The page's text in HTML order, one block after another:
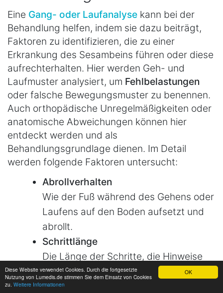
OK
Diese Website verwendet Cookies. Durch die fortgesetzte
Nutzung von Lumedis.de stimmen Sie dem Einsatz von Cookies
zu. Weitere Informationen
Eine Gang- oder Laufanalyse kann bei der
Behandlung helfen, indem sie dazu beiträgt,
Faktoren zu identifizieren, die zu einer
Erkrankung des Sesambeins führen oder diese
aufrechterhalten. Hier werden Geh- und
Laufmuster analysiert, um Fehlbelastungen
oder falsche Bewegungsmuster zu benennen.
Auch orthopädische Unregelmäßigkeiten oder
anatomische Abweichungen können hier
entdeckt werden und als
Behandlungsgrundlage dienen. Im Detail
werden folgende Faktoren untersucht:
Abrollverhalten
Wie der Fuß während des Gehens oder
Laufens auf den Boden aufsetzt und
abrollt.
Schrittlänge
Die Länge der Schritte, die Hinweise
auf asymmetrische Belastungen geben
kann.